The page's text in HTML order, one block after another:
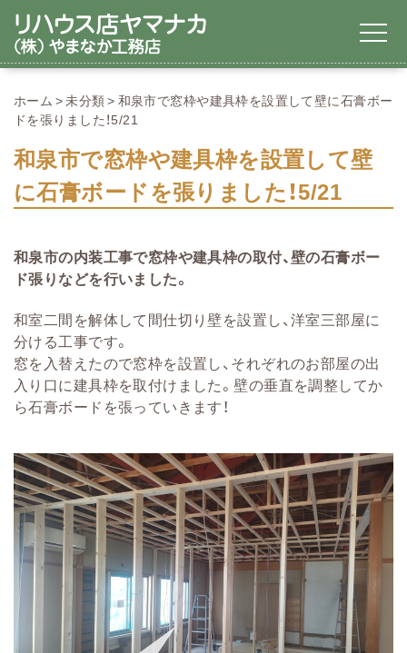
ホーム 未分類
和泉市で窓枠や建具枠を設置して壁に石膏ボー
ドを張りました！5/21
和泉市で窓枠や建具枠を設置して壁
に石膏ボードを張りました！5/21
和泉市の内装工事で窓枠や建具枠の取付、壁の石膏ボー
ド張りなどを行いました。
和室二間を解体して間仕切り壁を設置し、洋室三部屋に
分ける工事です。
窓を入替えたので窓枠を設置し、それぞれのお部屋の出
入り口に建具枠を取付けました。壁の垂直を調整してか
ら石膏ボードを張っていきます！